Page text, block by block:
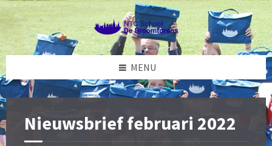
Skip
content
Skip
left
sidebar
Skip
footer
MENU
Nieuwsbrief februari 2022